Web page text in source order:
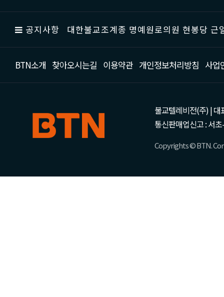
공지사항 대한불교조계종 명예원로의원 현봉당
BTN소개 찾아오시는길 이용약관 개인정보처리방침 사업
불교텔레비전(주) | 대
통신판매업신고 : 서
Copyrights © BTN.